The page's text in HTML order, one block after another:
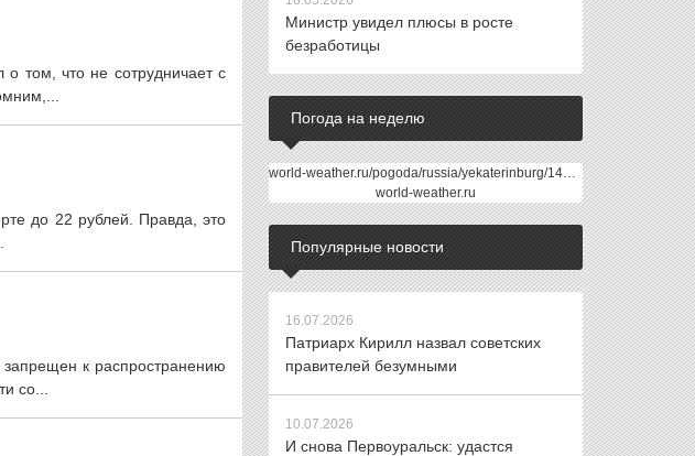
том, что не сотрудничает с
до 22 рублей. Правда, это
к распространению
со...
Министр увидел плюсы в росте
безработицы
Погода на неделю
world-weather.ru/pogoda/russia/yekaterinburg/14days/
world-weather.ru
Популярные новости
16.07.2026
Патриарх Кирилл назвал советских
правителей безумными
10.07.2026
И снова Первоуральск: удастся